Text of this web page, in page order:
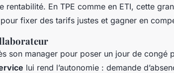
rentabilité. En TPE comme en ETI, cette
fixer des tarifs justes et gagner en
son manager pour poser un jour de congé
lui rend l’autonomie : demande